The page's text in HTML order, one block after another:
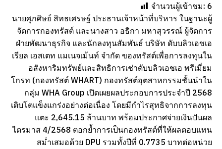
จำนวนผู้เข้าชม: 6
นายศุภศิษย์ สิทธเศรษฐ์ ประธานเจ้าหน้าที่บริหาร ในฐานะผู้
จัดการกองทรัสต์ และนางสาว อธิกา มหาสุวรรณ์ ผู้จัดการ
ฝ่ายพัฒนาธุรกิจ และนักลงทุนสัมพันธ์ บริษัท ดับบลิวเอชเอ
เรียล เอสเตท แมเนจเม้นท์ จำกัด ของทรัสต์เพื่อการลงทุนใน
อสังหาริมทรัพย์และสิทธิการเช่าดับบลิวเอชเอ พรีเมี่ยม
โกรท (กองทรัสต์ WHART) กองทรัสต์อุตสาหกรรมชั้นนำใน
กลุ่ม WHA Group เปิดเผยผลประกอบการประจำปี 2568
เติบโตแข็งแกร่งอย่างต่อเนื่อง โดยมีกำไรสุทธิจากการลงทุน
แตะ 2,645.15 ล้านบาท พร้อมประกาศจ่ายเงินปันผล
ไตรมาส 4/2568 ตอกย้ำการเป็นกองทรัสต์ที่ให้ผลตอบแทน
สม่ำเสมอด้วย DPU รวมทั้งปีที่ 0.7735 บาทต่อหน่วย